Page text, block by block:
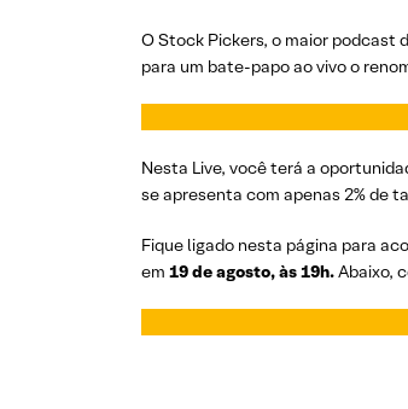
O Stock Pickers, o maior podcast
para um bate-papo ao vivo o
Nesta Live, você terá a
se apresenta com apenas 2% de
Fique ligado nesta página para
em 19 de agosto, às 19h.Abaixo,